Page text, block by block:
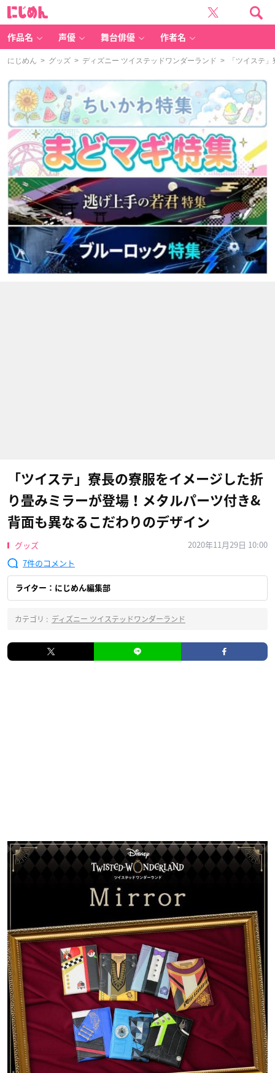
作品名 声優 舞台俳優 作者名
にじめん > グッズ > ディズニー ツイステッドワンダーランド > 「ツイステ」
「ツイステ」寮長の寮服をイメージした折
り畳みミラーが登場！メタルパーツ付き&
背面も異なるこだわりのデザイン
グッズ
2020年11月29日 10:00
7
ライター：にじめん編集部
カテゴリ : ディズニー ツイステッドワンダーランド